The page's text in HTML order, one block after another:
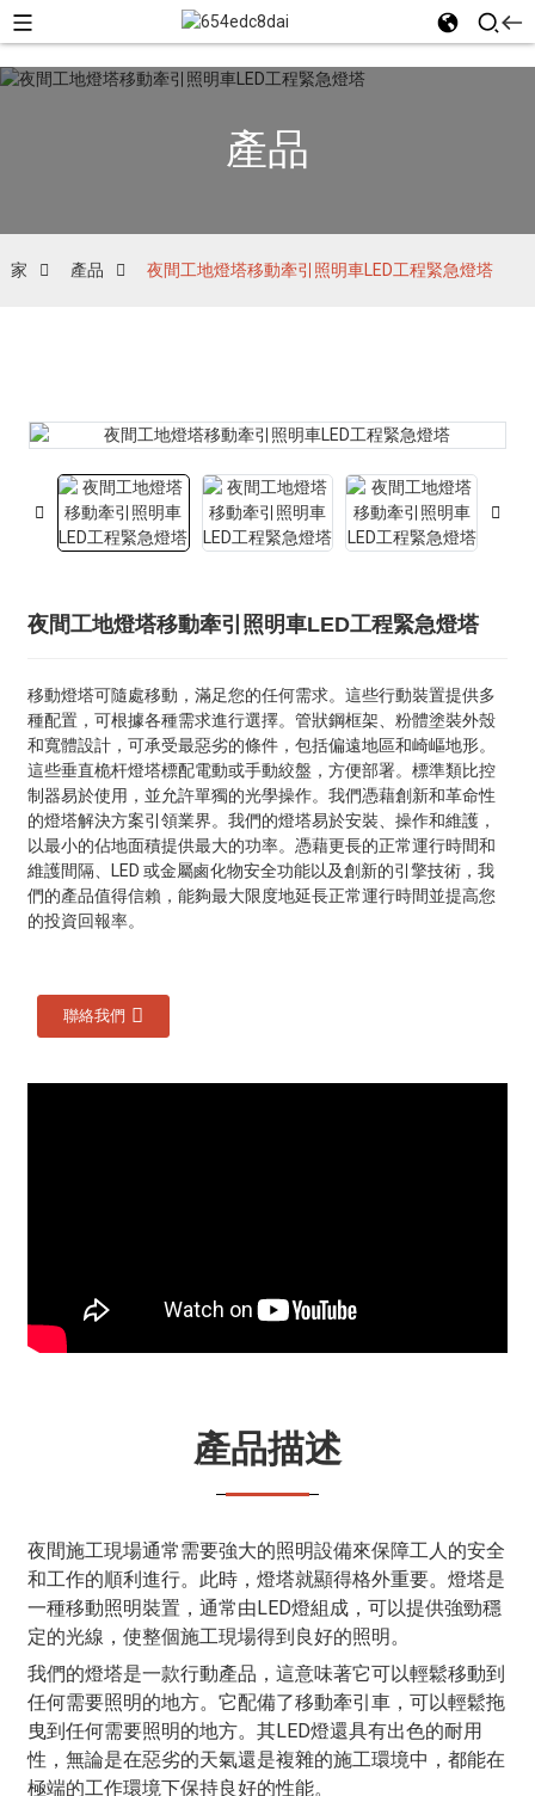
產品
家 產品 夜間工地燈塔移動牽引照明車LED工程緊急燈塔
夜間工地燈塔移動牽引照明車LED工程緊急燈塔
移動燈塔可隨處移動，滿足您的任何需求。這些行動裝置提供多
種配置，可根據各種需求進行選擇。管狀鋼框架、粉體塗裝外殼
和寬體設計，可承受最惡劣的條件，包括偏遠地區和崎嶇地形。
這些垂直桅杆燈塔標配電動或手動絞盤，方便部署。標準類比控
制器易於使用，並允許單獨的光學操作。我們憑藉創新和革命性
的燈塔解決方案引領業界。我們的燈塔易於安裝、操作和維護，
以最小的佔地面積提供最大的功率。憑藉更長的正常運行時間和
維護間隔、LED 或金屬鹵化物安全功能以及創新的引擎技術，我
們的產品值得信賴，能夠最大限度地延長正常運行時間並提高您
的投資回報率。
聯絡我們
產品描述
夜間施工現場通常需要強大的照明設備來保障工人的安全
和工作的順利進行。此時，燈塔就顯得格外重要。燈塔是
一種移動照明裝置，通常由LED燈組成，可以提供強勁穩
定的光線，使整個施工現場得到良好的照明。
我們的燈塔是一款行動產品，這意味著它可以輕鬆移動到
任何需要照明的地方。它配備了移動牽引車，可以輕鬆拖
曳到任何需要照明的地方。其LED燈還具有出色的耐用
性，無論是在惡劣的天氣還是複雜的施工環境中，都能在
極端的工作環境下保持良好的性能。